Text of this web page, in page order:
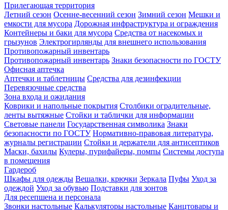
Прилегающая территория
Летний сезон Осенне-весенний сезон Зимний сезон Мешки и
емкости для мусора Дорожная инфраструктура и ограждения
Контейнеры и баки для мусора Средства от насекомых и
грызунов Электрогирлянды для внешнего использования
Противопожарный инвентарь
Противопожарный инвентарь Знаки безопасности по ГОСТУ
Офисная аптечка
Аптечки и таблетницы Средства для дезинфекции
Перевязочные средства
Зона входа и ожидания
Коврики и напольные покрытия Столбики оградительные,
ленты вытяжные Стойки и таблички для информации
Световые панели Государственная символика Знаки
безопасности по ГОСТУ Нормативно-правовая литература,
журналы регистрации Стойки и держатели для антисептиков
Маски, бахилы Кулеры, пурифайеры, помпы Системы доступа
в помещения
Гардероб
Шкафы для одежды Вешалки, крючки Зеркала Пуфы Уход за
одеждой Уход за обувью Подставки для зонтов
Для ресепшена и персонала
Звонки настольные Калькуляторы настольные Канцтовары и